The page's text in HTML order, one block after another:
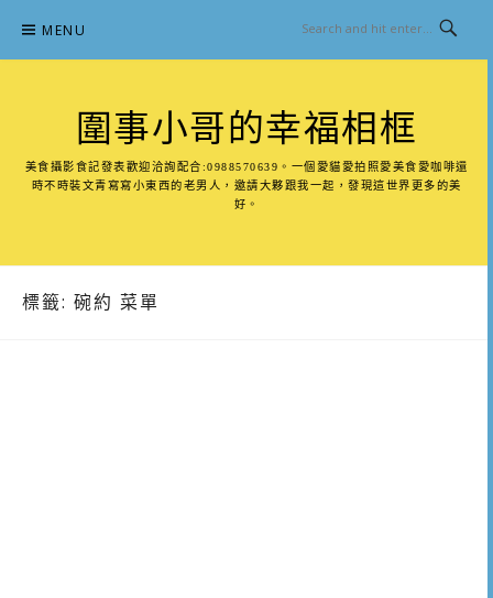
content
MENU
圍事小哥的幸福相框
美食攝影食記發表歡迎洽詢配合:0988570639。一個愛貓愛拍照愛美食愛咖啡還
時不時裝文青寫寫小東西的老男人，邀請大夥跟我一起，發現這世界更多的美
好。
標籤: 碗約 菜單